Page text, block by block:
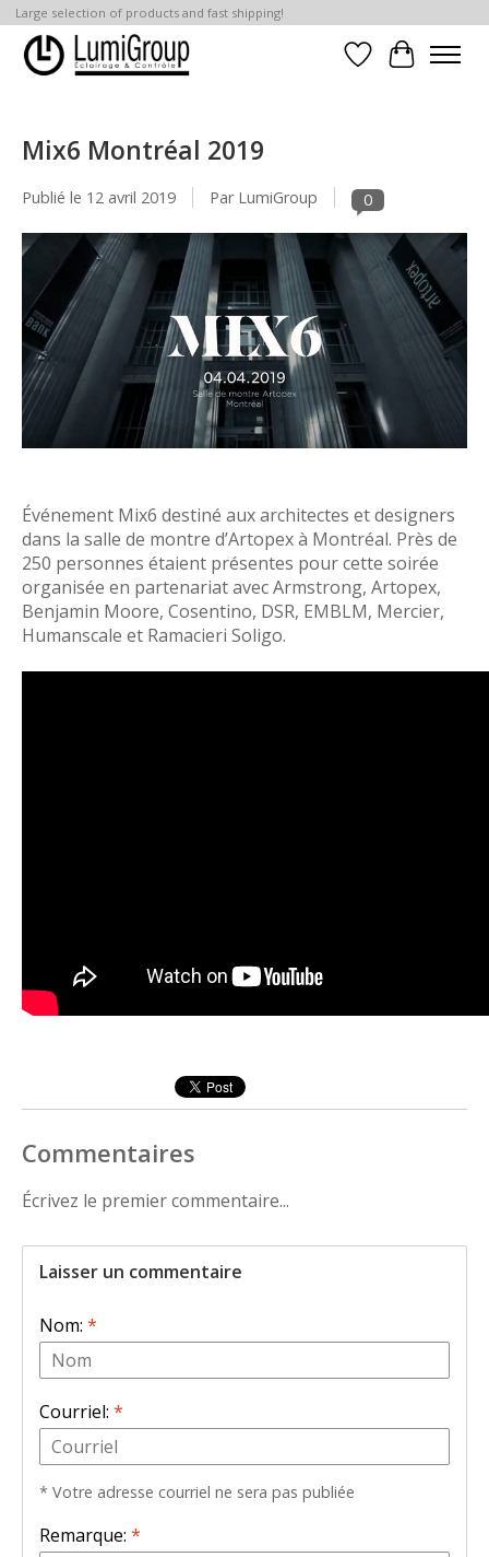
Large selection of products and fast shipping!
Liste dePanier
Mix6 Montréal 2019
Publié le 12 avril 2019 Par LumiGroup 0
Événement Mix6 destiné aux architectes et designers
dans la salle de montre d’Artopex à Montréal. Près de
250 personnes étaient présentes pour cette soirée
organisée en partenariat avec Armstrong, Artopex,
Benjamin Moore, Cosentino, DSR, EMBLM, Mercier,
Humanscale et Ramacieri Soligo.
Commentaires
Écrivez le premier commentaire...
Laisser un commentaire
Nom: *
Courriel: *
* Votre adresse courriel ne sera pas publiée
Remarque: *